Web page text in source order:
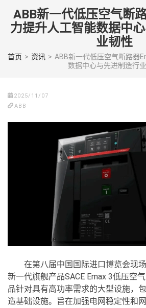
content
enter)
ABB新一代低压空气断
力提升人工智能数据中
业韧性
首页 > 资讯 > ABB新一代低压空气断路器
数据中心与先进制造行
2025/11/07
ABB
在第八届中国国际进口博览会现
新一代旗舰产品SACE Emax 3低压空
品针对具有高功率需求的大型设施，
造基础设施。旨在加强电网稳定性和